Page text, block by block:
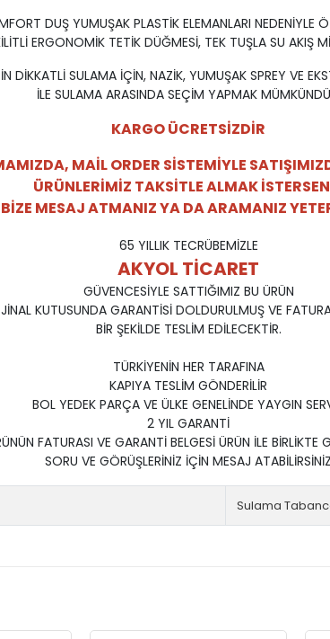
DUŞ YUMUŞAK PLASTİK ELEMANLARI NEDENİYLE
ERGONOMİK TETİK DÜĞMESİ, TEK TUŞLA SU AKIŞ
DİKKATLİ SULAMA İÇİN, NAZİK, YUMUŞAK SPREY VE
İLE SULAMA ARASINDA SEÇİM YAPMAK
KARGO ÜCRETSİZDİR
MAİL ORDER SİSTEMİYLE
ÜRÜNLERİMİZ TAKSİTLE ALMAK
BİZE MESAJ ATMANIZ YA DA ARAMANIZ
65 YILLIK TECRÜBEMİZLE
AKYOL TİCARET
GÜVENCESİYLE SATTIĞIMIZ BU ÜRÜN
KUTUSUNDA GARANTİSİ DOLDURULMUŞ VE
BİR ŞEKİLDE TESLİM EDİLECEKTİR.
TÜRKİYENİN HER TARAFINA
KAPIYA TESLİM GÖNDERİLİR
BOL YEDEK PARÇA VE ÜLKE GENELİNDE YAYGIN
2 YIL GARANTİ
FATURASI VE GARANTİ BELGESİ ÜRÜN İLE BİRLİKTE
SORU VE GÖRÜŞLERİNİZ İÇİN MESAJ ATABİLİRSİNİZ
Sulama